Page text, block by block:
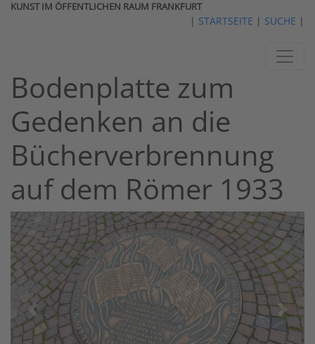
KUNST IM ÖFFENTLICHEN RAUM FRANKFURT
| STARTSEITE | SUCHE |
Bodenplatte zum
Gedenken an die
Bücherverbrennung
auf dem Römer 1933
vorheriges